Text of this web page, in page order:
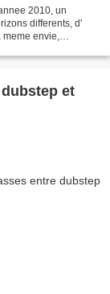
2010, un
differents, d'
envie,
et